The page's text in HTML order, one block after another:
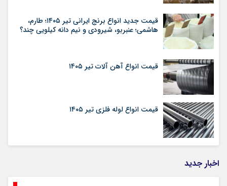
قیمت جدید انواع برنج ایرانی تیر ۱۴۰۵؛ طارم،
هاشمی؛ عنبربو، شیرودی و نیم دانه کیلویی چند؟
قیمت انواع آهن آلات تیر ۱۴۰۵
قیمت انواع لوله فلزی تیر ۱۴۰۵
اخبار جدید